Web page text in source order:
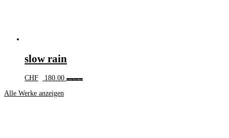
slow rain
CHF 180.00 In den Warenkorb
Alle Werke anzeigen